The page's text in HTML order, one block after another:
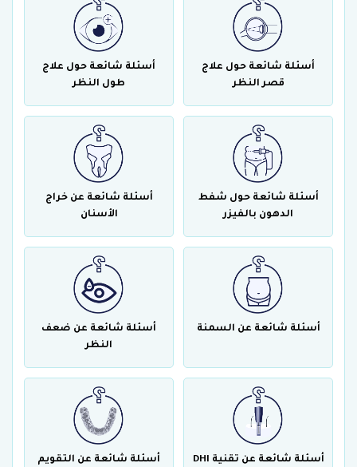
أسئلة شائعة حول علاج
قصر النظر
أسئلة شائعة حول علاج
طول النظر
أسئلة شائعة حول شفط
الدهون بالفيزر
أسئلة شائعة عن خراج
الأسنان
أسئلة شائعة عن السمنة
أسئلة شائعة عن ضعف
النظر
أسئلة شائعة عن تقنية DHI أسئلة شائعة عن التقويم